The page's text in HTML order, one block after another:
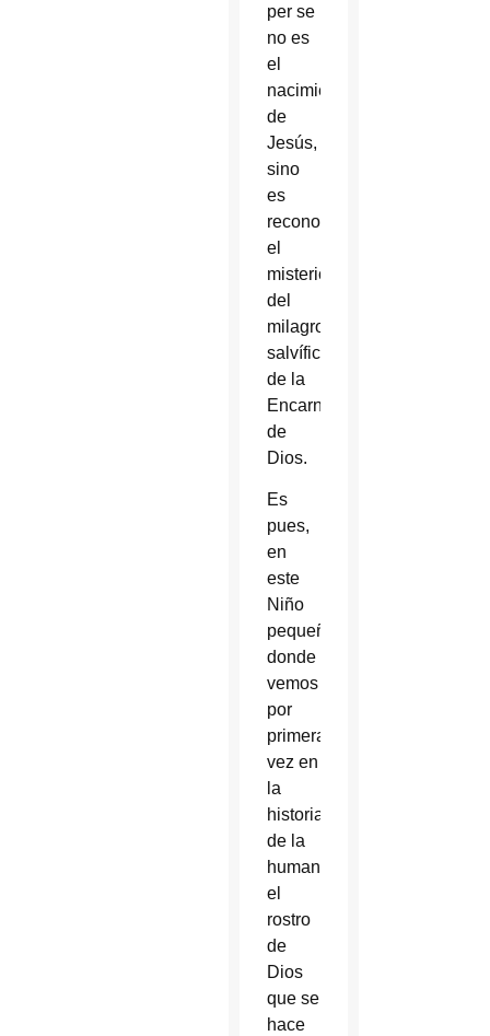
per se
no es
el
nacimiento
de
Jesús,
sino
es
reconocer
el
misterio
del
milagro
salvífico
de la
Encarnación
de
Dios.
Es
pues,
en
este
Niño
pequeño,
donde
vemos
por
primera
vez en
la
historia
de la
humanidad,
el
rostro
de
Dios
que se
hace